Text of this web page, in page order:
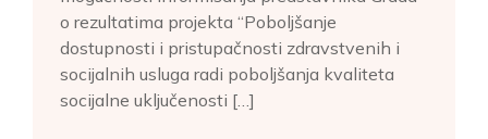
o rezultatima projekta “Poboljšanje
dostupnosti i pristupačnosti zdravstvenih i
socijalnih usluga radi poboljšanja kvaliteta
socijalne uključenosti […]